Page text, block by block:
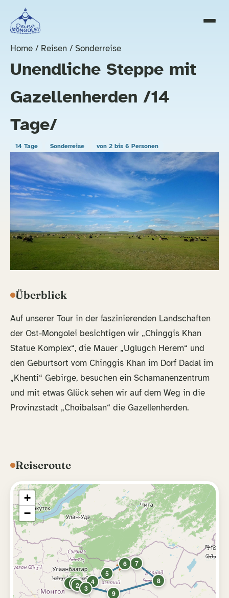
Home / Reisen / Sonderreise
Unendliche Steppe mit
Gazellenherden /14
Tage/
14 Tage Sonderreise von 2 bis 6 Personen
Überblick
Auf unserer Tour in der faszinierenden Landschaften
der Ost-Mongolei besichtigen wir „Chinggis Khan
Statue Komplex“, die Mauer „Uglugch Herem“ und
den Geburtsort vom Chinggis Khan im Dorf Dadal im
„Khenti“ Gebirge, besuchen ein Schamanenzentrum
und mit etwas Glück sehen wir auf dem Weg in die
Provinzstadt „Choibalsan“ die Gazellenherden.
Reiseroute
1 2 3
4
5
6
7
8
9
10
11
+
−